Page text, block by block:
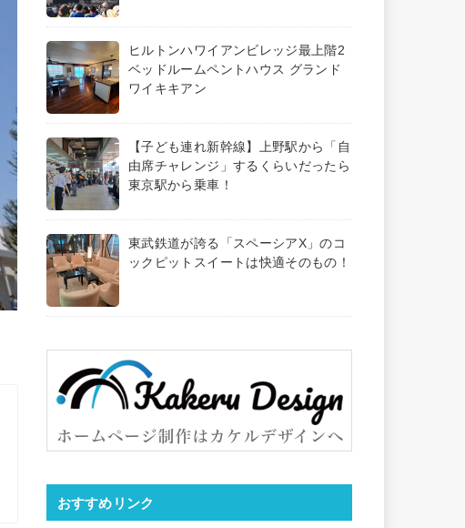
ヒルトンハワイアンビレッジ最上階2
ベッドルームペントハウス グランド
ワイキキアン
【子ども連れ新幹線】上野駅から「自
由席チャレンジ」するくらいだったら
東京駅から乗車！
東武鉄道が誇る「スペーシアX」のコ
ックピットスイートは快適そのもの！
おすすめリンク